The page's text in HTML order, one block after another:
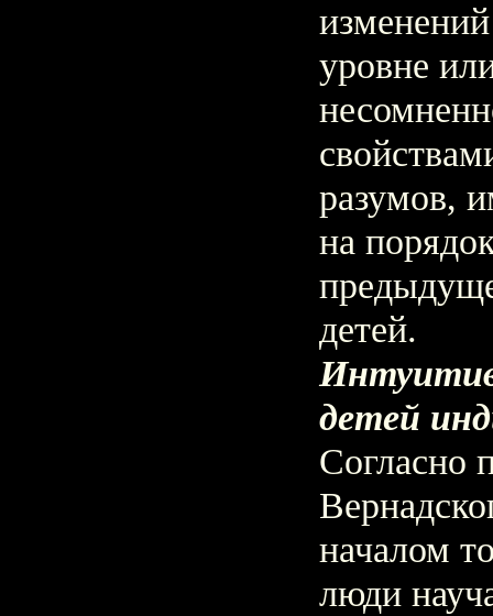
уровне
разумов,
на
детей.
детей
Согласно
началом
люди